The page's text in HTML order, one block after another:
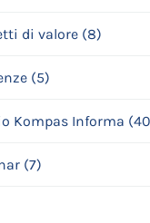
di valore (8)
(5)
Kompas Informa
(7)